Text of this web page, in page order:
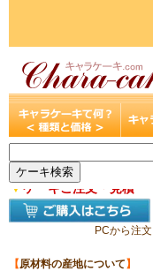
▼ケーキご注文・見積
PCから注文
【原材料の産地について 】